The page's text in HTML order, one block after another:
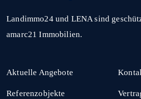
Landimmo24 und LENA sind
amarc21 Immobilien.
Aktuelle Angebote
Referenzobjekte